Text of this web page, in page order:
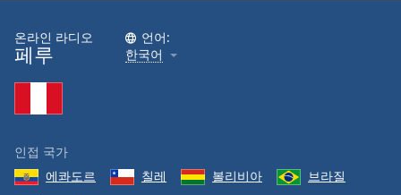
온라인 라디오
페루
언어:
한국어
인접 국가
에콰도르
칠레 볼리비아
브라질